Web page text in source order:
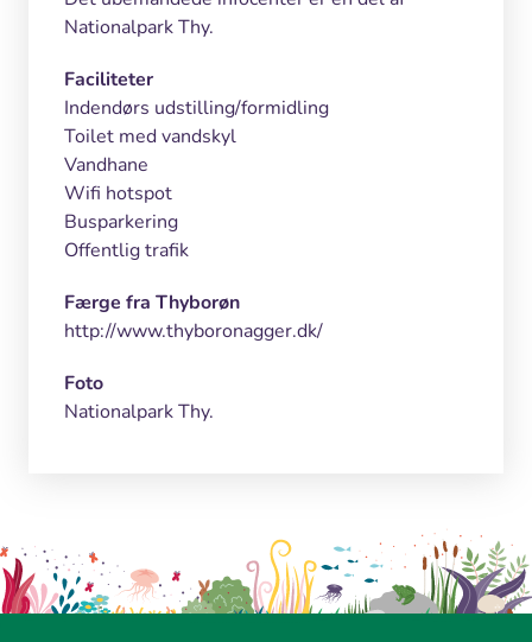
Nationalpark Thy.
Faciliteter
Indendørs udstilling/formidling
Toilet med vandskyl
Vandhane
Wifi hotspot
Busparkering
Offentlig trafik
Færge fra Thyborøn
http://www.thyboronagger.dk/
Foto
Nationalpark Thy.